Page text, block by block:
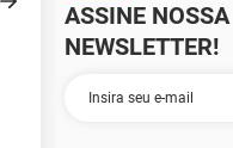
ASSINE NOSSA
NEWSLETTER!